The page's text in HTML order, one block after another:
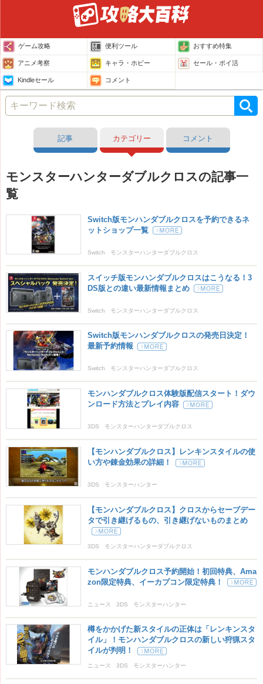
ゲーム攻略 便利ツール おすすめ特集
アニメ考察 キャラ・ホビー セール・ポイ活
Kindleセール コメント
記事 カテゴリー コメント
モンスターハンターダブルクロスの記事一
覧
Switch版モンハンダブルクロスを予約できるネ
ットショップ一覧
Switch モンスターハンターダブルクロス
スイッチ版モンハンダブルクロスはこうなる！3
DS版との違い最新情報まとめ
Switch モンスターハンターダブルクロス
Switch版モンハンダブルクロスの発売日決定！
最新予約情報
Switch モンスターハンターダブルクロス
モンハンダブルクロス体験版配信スタート！ダウ
ンロード方法とプレイ内容
3DS モンスターハンターダブルクロス
【モンハンダブルクロス】レンキンスタイルの使
い方や錬金効果の詳細！
3DS モンスターハンター
モンスターハンターダブルクロス
【モンハンダブルクロス】クロスからセーブデー
タで引き継げるもの、引き継げないものまとめ
3DS モンスターハンターダブルクロス
モンハンダブルクロス予約開始！初回特典、Ama
zon限定特典、イーカプコン限定特典！
ニュース 3DS モンスターハンター
モンスターハンターダブルクロス
樽をかかげた新スタイルの正体は「レンキンスタ
イル」！モンハンダブルクロスの新しい狩猟スタ
イルが判明！
ニュース 3DS モンスターハンター
モンスターハンターダブルクロス